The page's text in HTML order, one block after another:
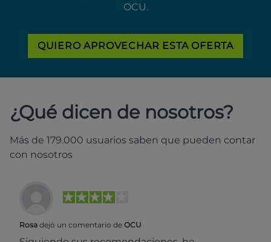
OCU.
QUIERO APROVECHAR ESTA OFERTA
¿Qué dicen de nosotros?
Más de 179.000 usuarios saben que pueden contar
con nosotros
Rosa dejó un comentario de OCU